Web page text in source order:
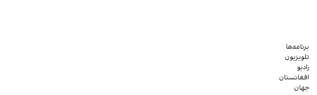
برنامه‌ها
تلویزیون
رادیو
افغانستان
جهان